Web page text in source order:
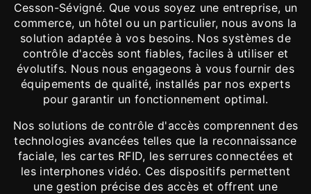
Cesson-Sévigné. Que vous soyez une entreprise, un
commerce, un hôtel ou un particulier, nous avons la
solution adaptée à vos besoins. Nos systèmes de
contrôle d'accès sont fiables, faciles à utiliser et
évolutifs. Nous nous engageons à vous fournir des
équipements de qualité, installés par nos experts
pour garantir un fonctionnement optimal.
Nos solutions de contrôle d'accès comprennent des
technologies avancées telles que la reconnaissance
faciale, les cartes RFID, les serrures connectées et
les interphones vidéo. Ces dispositifs permettent
une gestion précise des accès et offrent une